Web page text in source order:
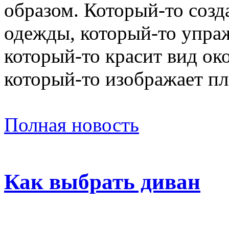
образом. Который-то
одежды, который-то
который-то красит вид
который-то изображает
Полная новость
Как выбрать диван